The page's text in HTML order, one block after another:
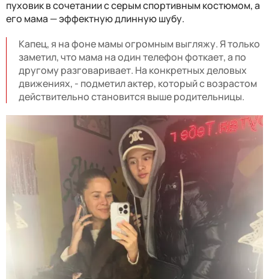
пуховик в сочетании с серым спортивным костюмом, а
его мама — эффектную длинную шубу.
Капец, я на фоне мамы огромным выгляжу. Я только
заметил, что мама на один телефон фоткает, а по
другому разговаривает. На конкретных деловых
движениях, - подметил актер, который с возрастом
действительно становится выше родительницы.